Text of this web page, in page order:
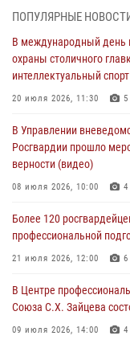
футбольного матча
05 августа 2026, 12:35
Делегация МВД
04 августа 2026, 18:16
В столичном главке
боевому самбо. (видео)
Офицер Росгвардии
и рассказал о работе
ПОПУЛЯРНЫЕ
В международный день
охраны столичного
интеллектуальный
20 июля 2026, 11:30 5
В Управлении
Росгвардии прошло
верности (видео)
08 июля 2026, 10:00 4
Более 120
профессиональной
21 июля 2026, 12:00 6
В Центре
Союза С.Х. Зайцева
09 июля 2026, 14:00 4